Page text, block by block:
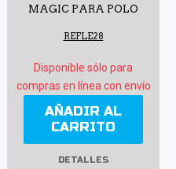
MAGIC PARA POLO
REFLE28
Disponible sólo para
compras en línea con envío
AÑADIR AL
CARRITO
DETALLES